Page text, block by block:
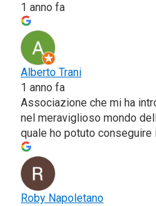
1 anno fa
Alber­to Tra­ni
1 anno fa
Asso­cia­zio­ne che mi ha
nel mera­vi­glio­so mon­do
qua­le ho potu­to con­se­gui­re
Roby Napo­le­ta­no